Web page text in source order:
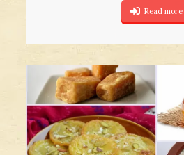
Read more